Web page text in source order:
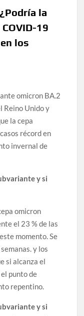
la
19
los
omicron BA.2
Reino Unido y
la cepa
récord en
invernal de
y si
omicron
el 23 % de las
momento. Se
y los
si alcanza el
punto de
repentino.
y si